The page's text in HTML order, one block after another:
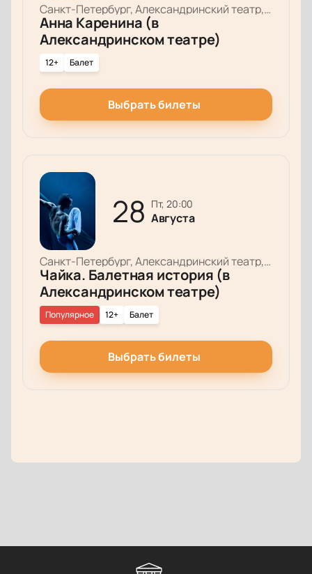
Санкт-Петербург, Александринский театр, Основная сцена
Анна Каренина (в
Александринском театре)
12+ Балет
Выбрать билеты
28 пт, 20:00
Августа
Санкт-Петербург, Александринский театр, Основная сцена
Чайка. Балетная история (в
Александринском театре)
12+ Балет
Популярное
Выбрать билеты